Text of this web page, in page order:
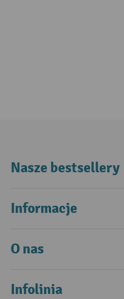
Nasze bestsellery
Informacje
O nas
Infolinia